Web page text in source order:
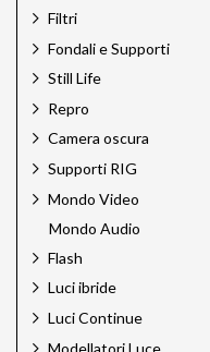
Filtri
Fondali e Supporti
Still Life
Repro
Camera oscura
Supporti RIG
Mondo Video
Mondo Audio
Flash
Luci ibride
Luci Continue
Modellatori Luce